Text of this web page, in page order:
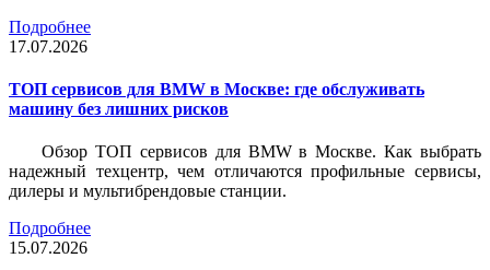
Подробнее
17.07.2026
ТОП сервисов для BMW в Москве: где обслуживать
машину без лишних рисков
Обзор ТОП сервисов для BMW в Москве. Как выбрать
надежный техцентр, чем отличаются профильные сервисы,
дилеры и мультибрендовые станции.
Подробнее
15.07.2026